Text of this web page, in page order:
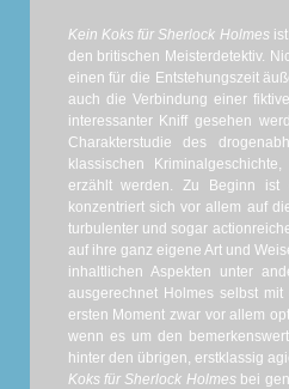
Kein Koks für Sherlock Holmesist
den britischen Meisterdetektiv.
einen für die Entstehungszeit
auch die Verbindung einer
interessanter Kniff gesehen
Charakterstudie des
klassischen
erzählt werden. Zu Beginn ist
konzentriert sich vor allem auf
turbulenter und sogar
auf ihre ganz eigene Art und
inhaltlichen Aspekten unter
ausgerechnet Holmes selbst
ersten Moment zwar vor allem
wenn es um den
hinter den übrigen, erstklassig
Koks für Sherlock Holmesbei